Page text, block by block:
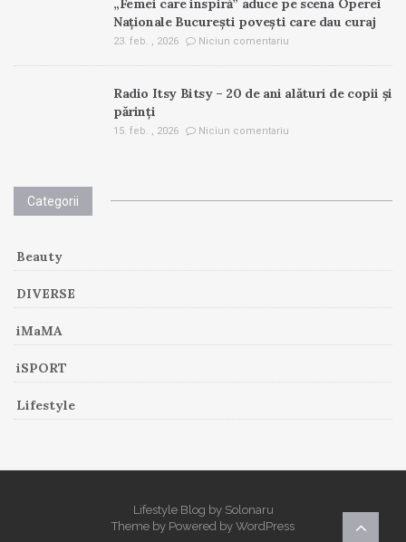
„Femei care inspiră” aduce pe scena Operei
Naționale București povești care dau curaj
23. feb. , 2026 Niciun comentariu
Radio Itsy Bitsy – 20 de ani alături de copii și
părinți
15. feb. , 2026 Niciun comentariu
Categorii
Beauty
DIVERSE
iMaMA
iSPORT
Lifestyle
Lifestyle Blog by Solonaru
Theme by Powered by WordPress